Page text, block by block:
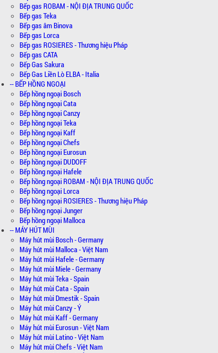
Bếp gas ROBAM - NỘI ĐỊA TRUNG QUỐC
Bếp gas Teka
Bếp gas âm Binova
Bếp gas Lorca
Bếp gas ROSIERES - Thương hiệu Pháp
Bếp gas CATA
Bếp Gas Sakura
Bếp Gas Liền Lò ELBA - Italia
-- BẾP HỒNG NGOẠI
Bếp hồng ngoại Bosch
Bếp hồng ngoại Cata
Bếp hồng ngoại Canzy
Bếp hồng ngoại Teka
Bếp hồng ngoại Kaff
Bếp hồng ngoại Chefs
Bếp hồng ngoại Eurosun
Bếp hồng ngoại DUDOFF
Bếp hồng ngoại Hafele
Bếp hồng ngoại ROBAM - NỘI ĐỊA TRUNG QUỐC
Bếp hồng ngoại Lorca
Bếp hồng ngoại ROSIERES - Thương hiệu Pháp
Bếp hồng ngoại Junger
Bếp hồng ngoại Malloca
-- MÁY HÚT MÙI
Máy hút mùi Bosch - Germany
Máy hút mùi Malloca - Việt Nam
Máy hút mùi Hafele - Germany
Máy hút mùi Miele - Germany
Máy hút mùi Teka - Spain
Máy hút mùi Cata - Spain
Máy hút mùi Dmestik - Spain
Máy hút mùi Canzy - Ý
Máy hút mùi Kaff - Germany
Máy hút mùi Eurosun - Việt Nam
Máy hút mùi Latino - Việt Nam
Máy hút mùi Chefs - Việt Nam